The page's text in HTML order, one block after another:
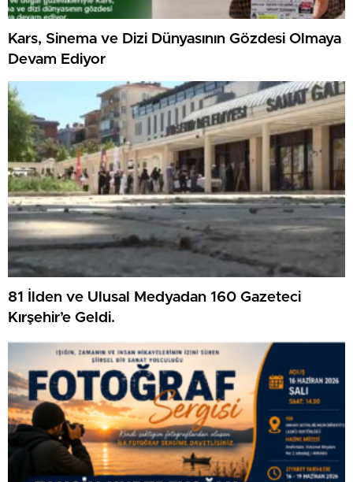
Kars, Sinema ve Dizi Dünyasının Gözdesi Olmaya
Devam Ediyor
81 İlden ve Ulusal Medyadan 160 Gazeteci
Kırşehir’e Geldi.